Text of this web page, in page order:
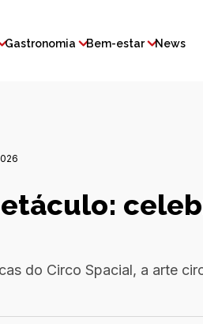
Gastronomia Bem-estar News
do Circo Spacial, a arte